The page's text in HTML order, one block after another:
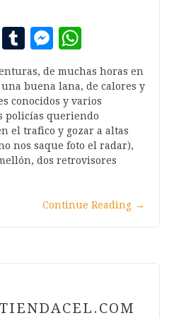
LinkedIn
Tumblr
Messenger
de muchas horas en
buena lana, de calores y
conocidos y varios
policías queriendo
el trafico y gozar a altas
nos saque foto el radar),
dos retrovisores
Continue Reading →